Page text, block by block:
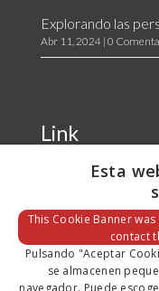
Explorando las
Abr 11, 2024| 0
Link
La Empresa
Blog
Contacto
Esta
This Cookie Banner
contact
Pulsando "Aceptar
se almacenen
navegador. Puede